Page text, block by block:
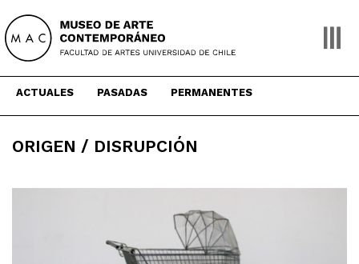
content
ACTUALES PASADAS PERMANENTES
ORIGEN / DISRUPCIÓN